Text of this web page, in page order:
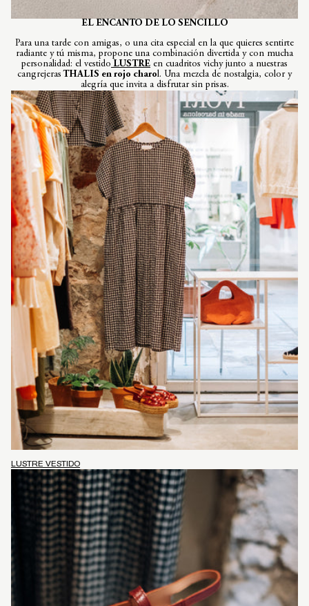
EL ENCANTO DE LO SENCILLO
Para una tarde con amigas, o una cita especial en la que quieres sentirte
radiante y tú misma, propone una combinación divertida y con mucha
personalidad: el vestido LUSTRE en cuadritos vichy junto a nuestras
cangrejeras THALIS en rojo charol. Una mezcla de nostalgia, color y
alegría que invita a disfrutar sin prisas.
LUSTRE VESTIDO